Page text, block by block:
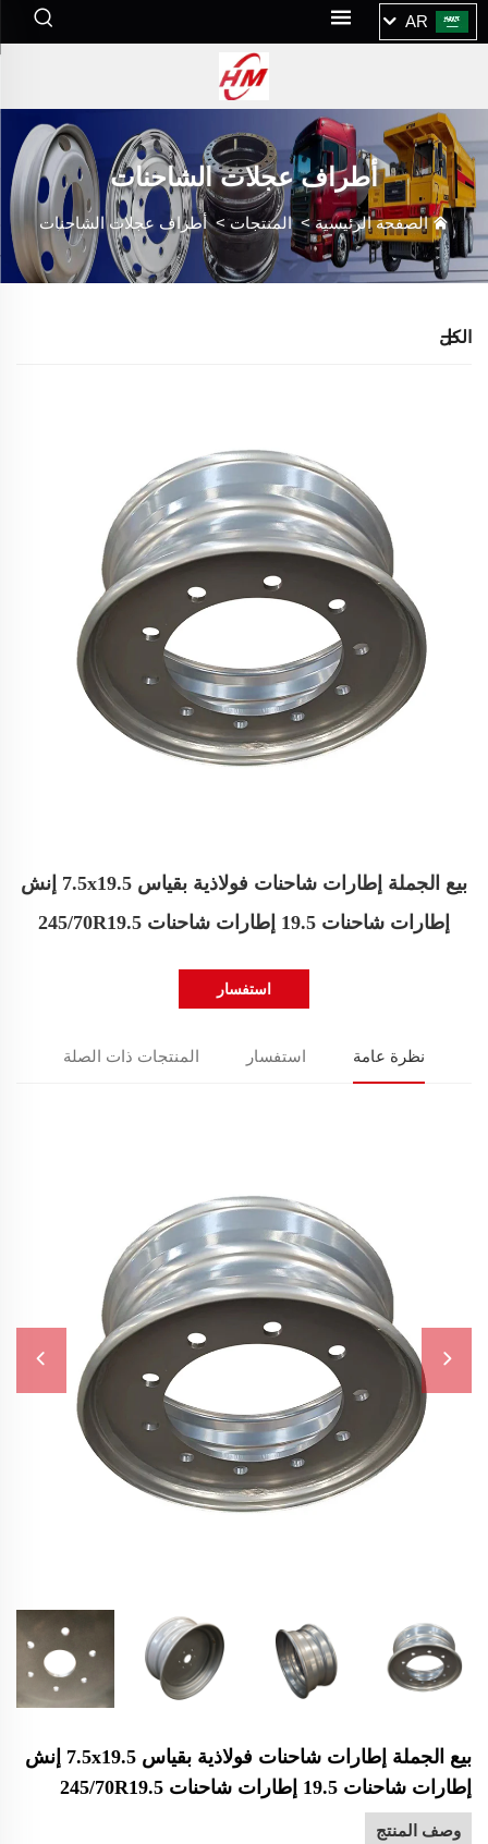
AR
أطراف عجلات الشاحنات
الصفحة الرئيسية>المنتجات>أطراف عجلات الشاحنات
الكل
بيع الجملة إطارات شاحنات فولاذية بقياس 7.5x19.5 إنش
إطارات شاحنات 19.5 إطارات شاحنات 245/70R19.5
استفسار
نظرة عامة استفسار المنتجات ذات الصلة
بيع الجملة إطارات شاحنات فولاذية بقياس 7.5x19.5 إنش
إطارات شاحنات 19.5 إطارات شاحنات 245/70R19.5
وصف المنتج